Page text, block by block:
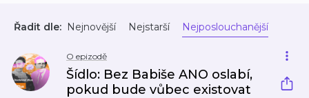
Řadit dle: Nejnovější Nejstarší Nejposlouchanější
O epizodě
Šídlo: Bez Babiše ANO oslabí,
pokud bude vůbec existovat